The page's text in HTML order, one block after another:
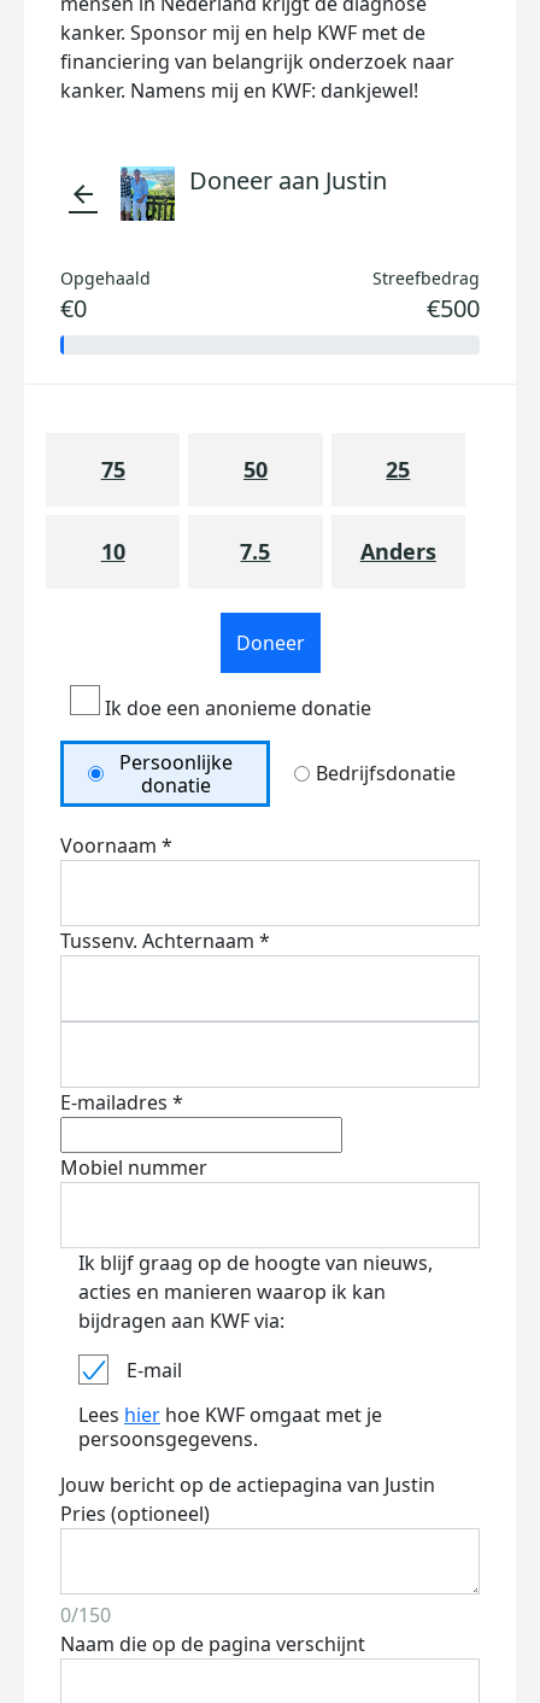
kanker. Sponsor mij en help KWF met de
financiering van belangrijk onderzoek naar
kanker. Namens mij en KWF: dankjewel!
arrow_back Doneer aan Justin
Opgehaald
€0
Streefbedrag
€500
75 50 25
10 7.5 Anders
Doneer
Ik doe een anonieme donatie
Persoonlijke
donatie
Bedrijfsdonatie
Voornaam *
Tussenv. Achternaam *
E-mailadres *
Mobiel nummer
Ik blijf graag op de hoogte van nieuws,
acties en manieren waarop ik kan
bijdragen aan KWF via:
E-mail
Lees hier hoe KWF omgaat met je
persoonsgegevens.
Jouw bericht op de actiepagina van Justin
Pries (optioneel)
0/150
Naam die op de pagina verschijnt